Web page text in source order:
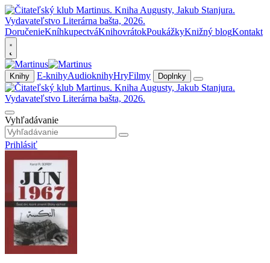
DoručenieKníhkupectváKnihovrátokPoukážkyKnižný blogKontakt
Knihy E-knihyAudioknihyHryFilmy Doplnky
Vyhľadávanie
Prihlásiť